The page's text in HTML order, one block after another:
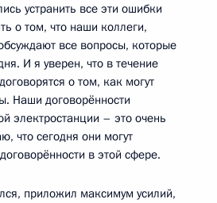
устранить все эти ошибки
о том, что наши коллеги,
все вопросы, которые
И я уверен, что в течение
о том, как могут
Наши договорённости
электростанции – это очень
что сегодня они могут
в этой сфере.
приложил максимум усилий,